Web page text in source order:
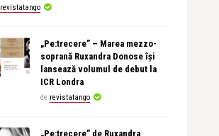
revistatango
„Pe:trecere” – Marea mezzo-
soprană Ruxandra Donose își
lansează volumul de debut la
ICR Londra
de revistatango
„Pe:trecere” de Ruxandra